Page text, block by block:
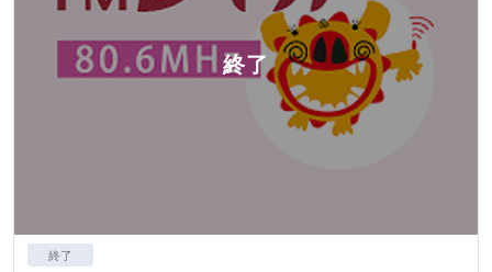
終了